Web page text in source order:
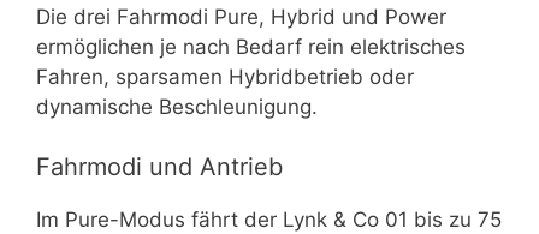
Die drei Fahrmodi Pure, Hybrid und Power
ermöglichen je nach Bedarf rein elektrisches
Fahren, sparsamen Hybridbetrieb oder
dynamische Beschleunigung.
Fahrmodi und Antrieb
Im Pure-Modus fährt der Lynk & Co 01 bis zu 75